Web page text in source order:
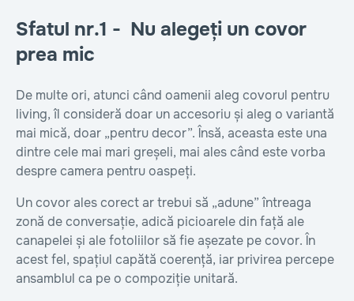
Sfatul nr.1 - Nu alegeți un covor
prea mic
De multe ori, atunci când oamenii aleg covorul pentru
living, îl consideră doar un accesoriu și aleg o variantă
mai mică, doar „pentru decor”. Însă, aceasta este una
dintre cele mai mari greșeli, mai ales când este vorba
despre camera pentru oaspeți.
Un covor ales corect ar trebui să „adune” întreaga
zonă de conversație, adică picioarele din față ale
canapelei și ale fotoliilor să fie așezate pe covor. În
acest fel, spațiul capătă coerență, iar privirea percepe
ansamblul ca pe o compoziție unitară.